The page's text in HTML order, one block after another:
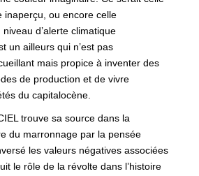
inaperçu, ou encore celle
d’alerte climatique
un ailleurs qui n’est pas
mais propice à inventer des
de production et de vivre
du capitalocène.
trouve sa source dans la
du marronnage par la pensée
les valeurs négatives associées
le rôle de la révolte dans l’histoire